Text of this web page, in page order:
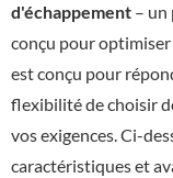
d'échappement –
conçu pour
est conçu pour
flexibilité de choisir
vos exigences. Ci-
caractéristiques et